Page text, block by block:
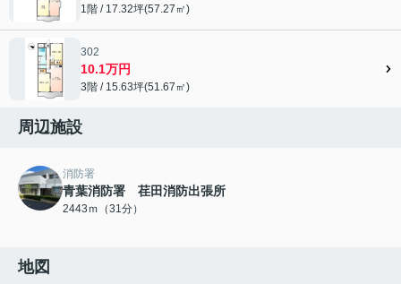
1階 / 17.32坪(57.27㎡)
302
10.1万円
3階 / 15.63坪(51.67㎡)
周辺施設
消防署
青葉消防署 荏田消防出張所
2443ｍ（31分）
地図